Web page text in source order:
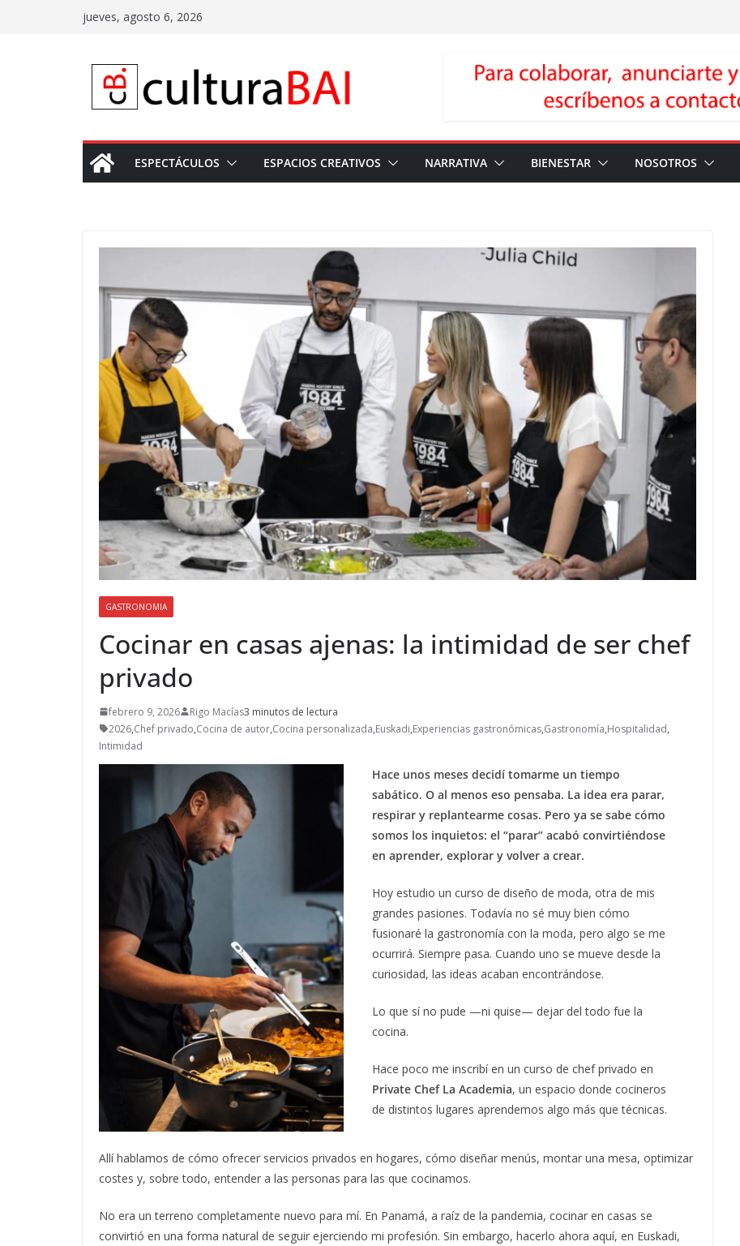
jueves, agosto 6, 2026
ESPECTÁCULOS ESPACIOS CREATIVOS NARRATIVA BIENESTAR NOSOTROS
GASTRONOMIA
Cocinar en casas ajenas: la intimidad de ser chef
privado
febrero 9, 2026 Rigo Macías3 minutos de lectura
2026,Chef privado,Cocina de autor,Cocina personalizada,Euskadi,Experiencias gastronómicas,Gastronomía,Hospitalidad,
Intimidad
Hace unos meses decidí tomarme un tiempo
sabático. O al menos eso pensaba. La idea era parar,
respirar y replantearme cosas. Pero ya se sabe cómo
somos los inquietos: el “parar” acabó convirtiéndose
en aprender, explorar y volver a crear.
Hoy estudio un curso de diseño de moda, otra de mis
grandes pasiones. Todavía no sé muy bien cómo
fusionaré la gastronomía con la moda, pero algo se me
ocurrirá. Siempre pasa. Cuando uno se mueve desde la
curiosidad, las ideas acaban encontrándose.
Lo que sí no pude —ni quise— dejar del todo fue la
cocina.
Hace poco me inscribí en un curso de chef privado en
Private Chef La Academia, un espacio donde cocineros
de distintos lugares aprendemos algo más que técnicas.
Allí hablamos de cómo ofrecer servicios privados en hogares, cómo diseñar menús, montar una mesa, optimizar
costes y, sobre todo, entender a las personas para las que cocinamos.
No era un terreno completamente nuevo para mí. En Panamá, a raíz de la pandemia, cocinar en casas se
convirtió en una forma natural de seguir ejerciendo mi profesión. Sin embargo, hacerlo ahora aquí, en Euskadi,